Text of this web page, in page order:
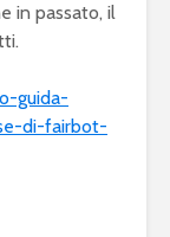
in passato, il
guida-
di-fairbot-